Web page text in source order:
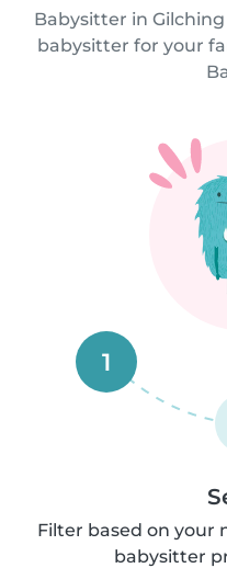
Babysitter in
babysitter for your
1
Filter based on your
babysitter